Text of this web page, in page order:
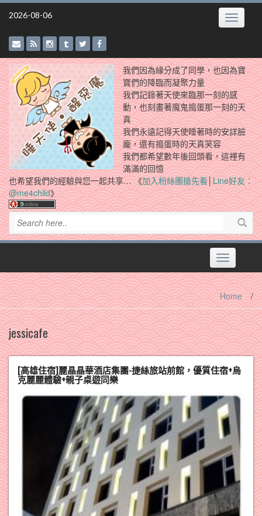
Skip
2026-08-06 Toggle
我們因為緣分成了同學，也因為寶
寶們的降臨而凝聚力量
我們記錄著天使來臨那一刻的感
動，也刻畫著魔鬼搗蛋那一刻的天
真
我們永遠記得天使睡著時的安詳臉
龐，還有搗蛋時的天真笑容
我們都希望數年後回頭看，這裡有
滿滿的回憶
也希望我們的經驗與您一起共享… 《加入粉絲團搶先看│Line好友：
@me4child》
Toggle
navigation
Home /
jessicafe
[高雄住宿]麗晶晶華酒店集團-捷絲旅站前館，優質住宿+烏
克麗麗體驗+親子桌遊同樂